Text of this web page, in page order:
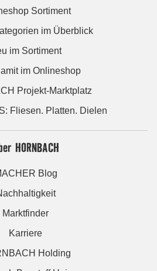
Sortiment
im Überblick
im Sortiment
im Onlineshop
Projekt-Marktplatz
Fliesen. Platten. Dielen
HORNBACH
Blog
Marktfinder
Karriere
Holding